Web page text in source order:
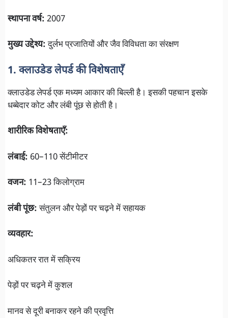
स्थापना वर्ष: 2007
मुख्य उद्देश्य:दुर्लभ प्रजातियों और जैव विविधता का संरक्षण
1. क्लाउडेड लेपर्ड की विशेषताएँ
क्लाउडेड लेपर्ड एक मध्यम आकार की बिल्ली है। इसकी पहचान इसके
धब्बेदार कोट और लंबी पूंछ से होती है।
शारीरिक विशेषताएँ:
लंबाई: 60–110 सेंटीमीटर
वजन: 11–23 किलोग्राम
लंबी पूंछ:संतुलन और पेड़ों पर चढ़ने में सहायक
व्यवहार:
अधिकतर रात में सक्रिय
पेड़ों पर चढ़ने में कुशल
मानव से दूरी बनाकर रहने की प्रवृत्ति